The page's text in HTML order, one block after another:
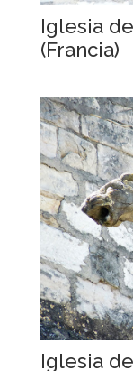
Iglesia
(Francia)
Iglesia